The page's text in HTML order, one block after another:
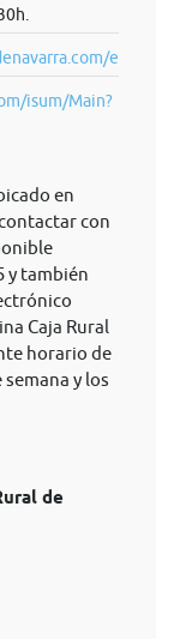
es
isum/Main?
en
con
y también
Caja Rural
horario de
y los
de